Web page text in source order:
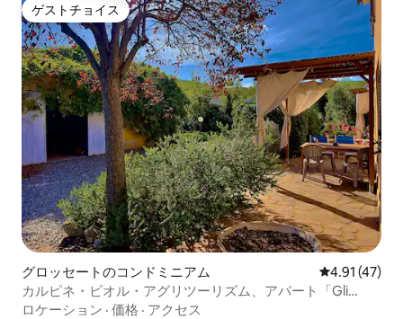
ゲストチョイス
ゲストチョイス
グロッセートのコンドミニアム レビュー47
4.91 (47)
カルピネ・ビオル・アグリツーリズム、アパート「Gli
Archi」
ロケーション · 価格 · アクセス